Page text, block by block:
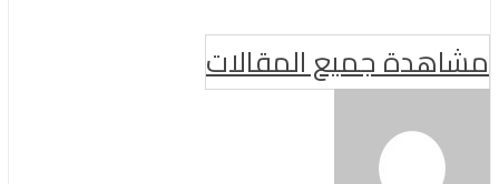
مشاهدة جميع المقالات